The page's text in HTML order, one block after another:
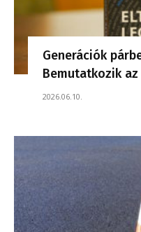
Generációk
Bemutatkozik az
2026.06.10.